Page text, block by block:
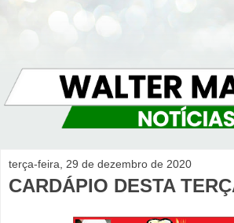
terça-feira, 29 de dezembro de 2020
CARDÁPIO DESTA